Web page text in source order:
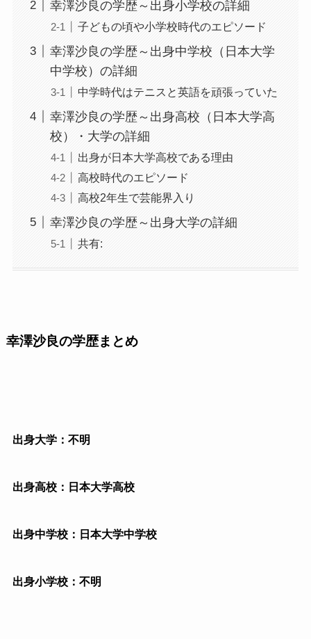
幸澤沙良の学歴～出身小学校の詳細
子どもの頃や小学校時代のエピソード
幸澤沙良の学歴～出身中学校（日本大学
中学校）の詳細
中学時代はテニスと英語を頑張っていた
幸澤沙良の学歴～出身高校（日本大学高
校）・大学の詳細
出身が日本大学高校である理由
高校時代のエピソード
高校2年生で芸能界入り
幸澤沙良の学歴～出身大学の詳細
共有:
幸澤沙良の学歴まとめ
出身大学：不明
出身高校：日本大学高校
出身中学校：日本大学中学校
出身小学校：不明